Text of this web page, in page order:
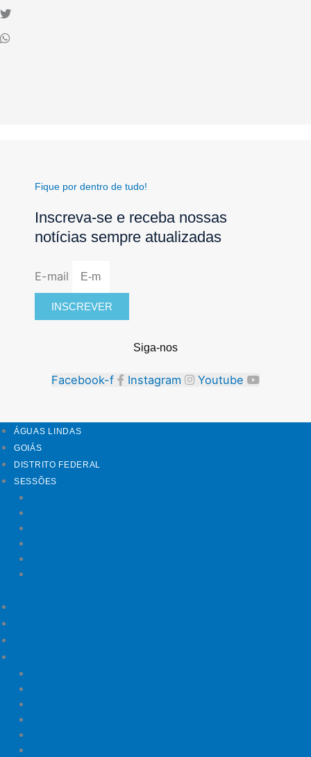
Fique por dentro de tudo!
Inscreva-se e receba nossas
notícias sempre atualizadas
E-mail
INSCREVER
Siga-nos
Facebook-f Instagram Youtube
ÁGUAS LINDAS
GOIÁS
DISTRITO FEDERAL
SESSÕES